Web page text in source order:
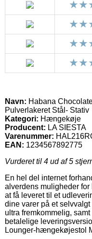
Navn: Habana
Pulverlakeret Stål- Stativ
Kategori: Hængekøje
Producent: LA SIESTA
Varenummer:
EAN: 1234567892775
Vurderet til 4 ud af 5
En hel del internet
alverdens muligheder for
at få leveret til et
dine varer på et
ultra fremkommelig,
betalelige
Lounger-hængekøjestol